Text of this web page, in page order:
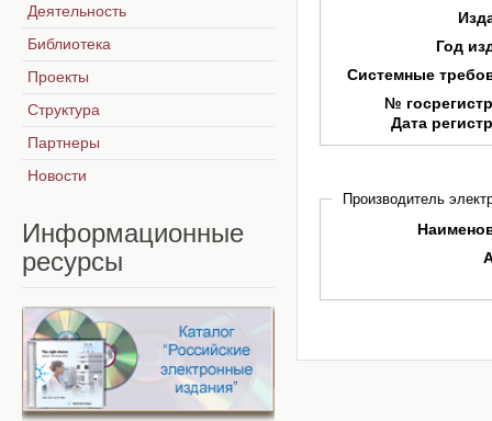
Год
Системные
№
Дата
Производитель
Деятельность
Библиотека
Проекты
Структура
Партнеры
Новости
Информационные
ресурсы